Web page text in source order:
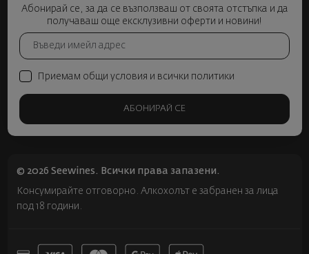
Абонирай се, за да се възползваш от своята отстъпка и да
получаваш още ексклузивни оферти и новини!
Приемам общи условия и всички политики
АБОНИРАЙ СЕ
© 2026 Seewines. Всички права запазени.
Консумирайте отговорно. Алкохолът е забранен за лица
под 18 години.